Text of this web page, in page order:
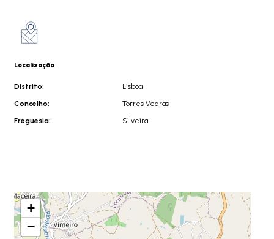
Localização
Distrito:
Lisboa
Concelho:
Torres Vedras
Freguesia:
Silveira
+
−